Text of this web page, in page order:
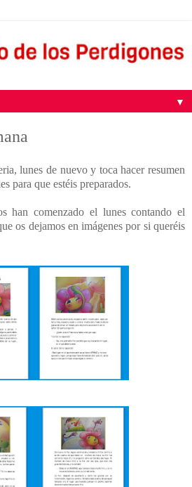
▼
lunes de nuevo y toca hacer resumen
para que estéis preparados.
han comenzado el lunes contando el
os dejamos en imágenes por si queréis